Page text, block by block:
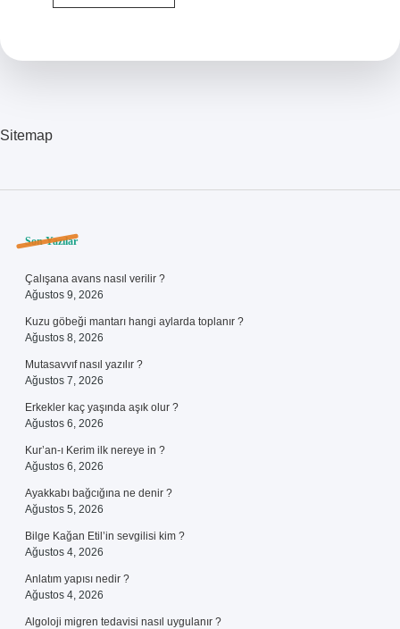
Vialand
Sitemap
Sidebar
Son Yazılar
Çalışana avans nasıl verilir ?
Ağustos 9, 2026
Kuzu göbeği mantarı hangi aylarda toplanır ?
Ağustos 8, 2026
Mutasavvıf nasıl yazılır ?
Ağustos 7, 2026
Erkekler kaç yaşında aşık olur ?
Ağustos 6, 2026
Kur’an-ı Kerim ilk nereye in ?
Ağustos 6, 2026
Ayakkabı bağcığına ne denir ?
Ağustos 5, 2026
Bilge Kağan Etil’in sevgilisi kim ?
Ağustos 4, 2026
Anlatım yapısı nedir ?
Ağustos 4, 2026
Algoloji migren tedavisi nasıl uygulanır ?